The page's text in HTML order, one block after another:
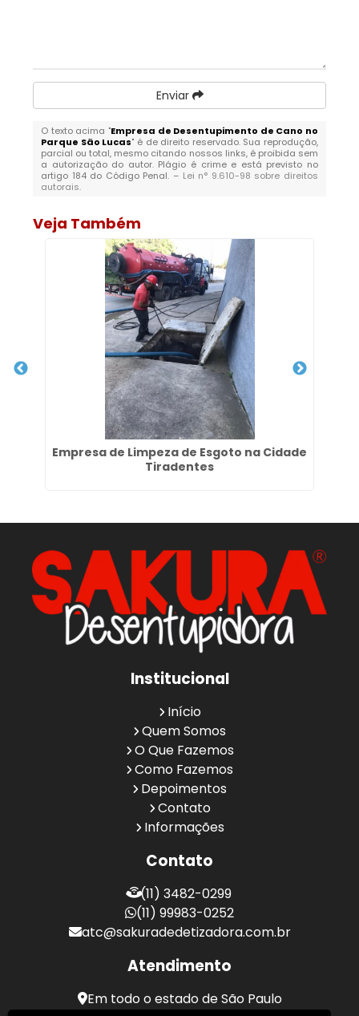
Enviar
O texto acima "Empresa de Desentupimento de Cano no
Parque São Lucas" é de direito reservado. Sua reprodução,
parcial ou total, mesmo citando nossos links, é proibida sem
a autorização do autor. Plágio é crime e está previsto no
artigo 184 do Código Penal. – Lei n° 9.610-98 sobre direitos
autorais.
Veja Também
Empresa de Limpeza de Esgoto na Cidade
Tiradentes
Institucional
Início
Quem Somos
O Que Fazemos
Como Fazemos
Depoimentos
Contato
Informações
Contato
(11) 3482-0299
(11) 99983-0252
atc@sakuradedetizadora.com.br
Atendimento
Em todo o estado de São Paulo